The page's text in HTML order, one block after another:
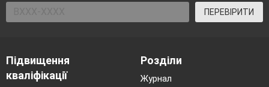
ПЕРЕВІРИТИ
Підвищення
кваліфікації
Розділи
Журнал